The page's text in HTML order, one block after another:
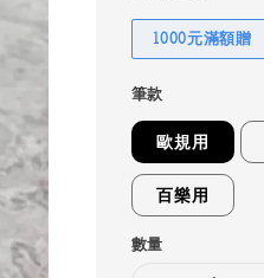
1000元滿額贈
筆款
歐規用
百樂用
數量